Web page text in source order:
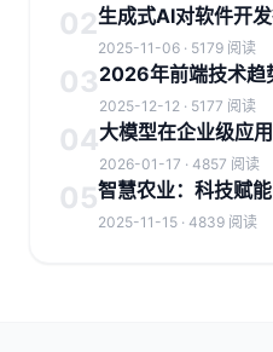
02生成式AI对软件开
2025-11-06 · 5179 阅读
032026年前端技术趋
2025-12-12 · 5177 阅读
04大模型在企业级应
2026-01-17 · 4857 阅读
05智慧农业：科技赋
2025-11-15 · 4839 阅读